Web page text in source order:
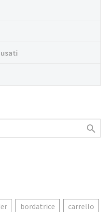

bordatrice
carrello